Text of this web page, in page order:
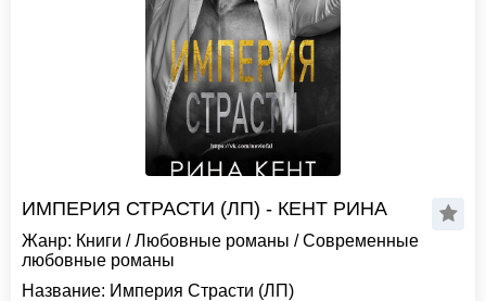
ИМПЕРИЯ СТРАСТИ (ЛП) - КЕНТ РИНА
Жанр: Книги /Любовные романы /Современные
любовные романы
Название: Империя Страсти (ЛП)